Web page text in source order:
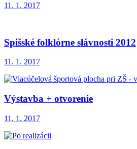
11. 1. 2017
Spišské folklórne slávnosti 2012
11. 1. 2017
Výstavba + otvorenie
11. 1. 2017